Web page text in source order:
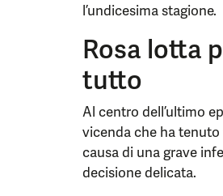
l’undicesima stagione.
Rosa lotta
tutto
Al centro dell’ultimo
vicenda che ha
causa di una grave
decisione delicata.